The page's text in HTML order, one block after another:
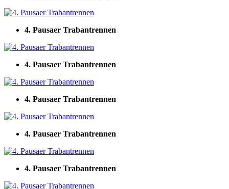
4. Pausaer Trabantrennen
4. Pausaer Trabantrennen
4. Pausaer Trabantrennen
4. Pausaer Trabantrennen
4. Pausaer Trabantrennen